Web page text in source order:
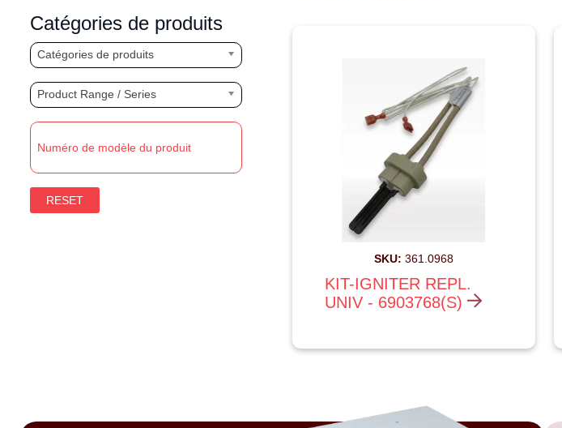
Catégories de produits
Catégories de produits
Product Range / Series
RESET
SKU: 361.0968
KIT-IGNITER REPL.
UNIV - 6903768(S)